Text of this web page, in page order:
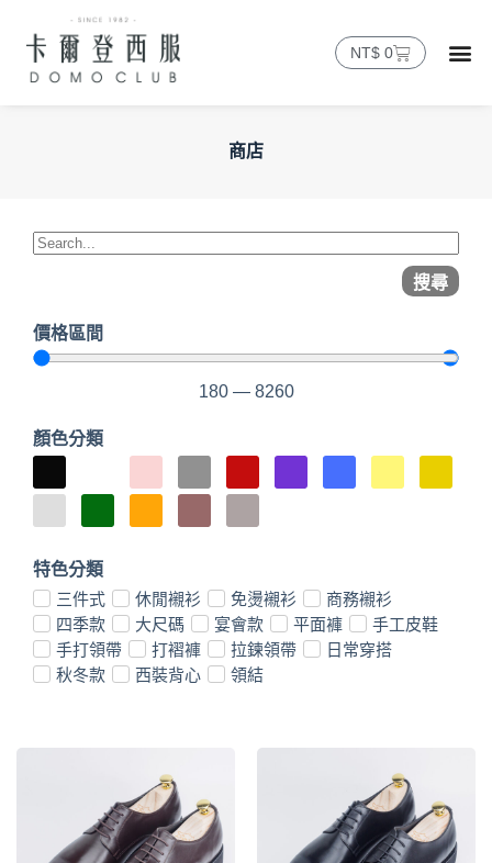
NT$ 0
商店
搜尋
價格區間
180 — 8260
顏色分類
特色分類
三件式
休閒襯衫 免燙襯衫
商務襯衫
四季款
大尺碼 宴會款 平面褲
手工皮鞋
手打領帶
打褶褲 拉鍊領帶
日常穿搭
秋冬款
西裝背心 領結